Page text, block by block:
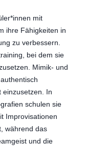
mit
ihre Fähigkeiten in
zu verbessern.
bei dem sie
Mimik- und
einzusetzen. In
schulen sie
Improvisationen
während das
und die